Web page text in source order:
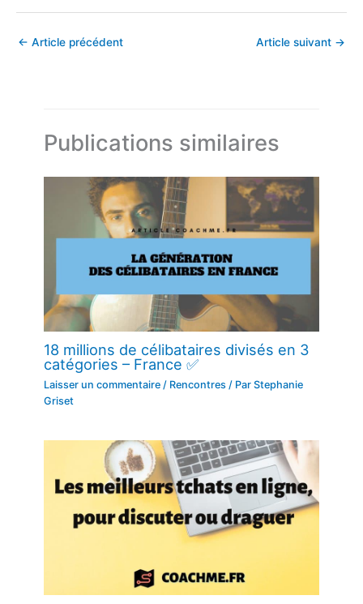
← Article précédent Article suivant →
Publications similaires
18 millions de célibataires divisés en 3
catégories – France ✅
Laisser un commentaire / Rencontres / ParStephanie
Griset